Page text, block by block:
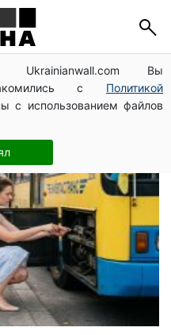
Ukrainianwall.com Вы
с Политикой
с использованием файлов